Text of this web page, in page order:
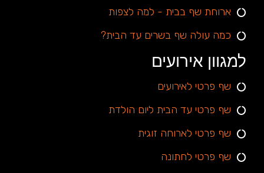
ארוחת שף בבית - למה לצפות
כמה עולה שף בשרים עד הבית?
למגוון אירועים
שף פרטי לאירועים
שף פרטי עד הבית ליום הולדת
שף פרטי לארוחה זוגית
שף פרטי לחתונה